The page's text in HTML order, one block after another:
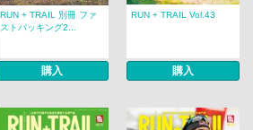
RUN + TRAIL 別冊 ファ
ストパッキング2...
購入
RUN + TRAIL Vol.43
購入